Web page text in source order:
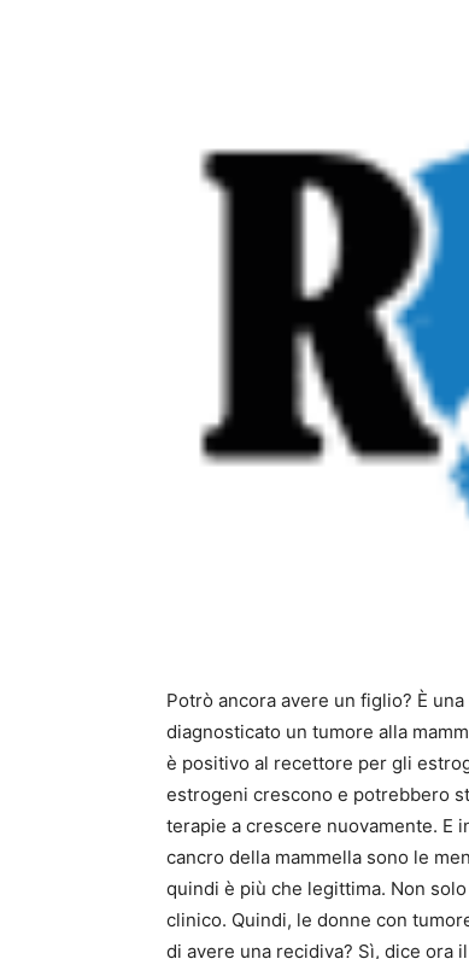
Potrò ancora avere un figlio? È
diagnosticato un tumore alla
è positivo al recettore per gli
estrogeni crescono e potrebbero
terapie a crescere nuovamente. E
cancro della mammella sono le
quindi è più che legittima. Non
clinico. Quindi, le donne con
di avere una recidiva? Sì, dice ora